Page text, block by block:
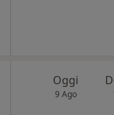
Oggi
9 Ago